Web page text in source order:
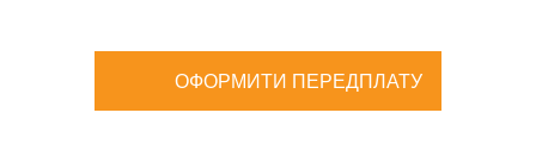
ОФОРМИТИ ПЕРЕДПЛАТУ